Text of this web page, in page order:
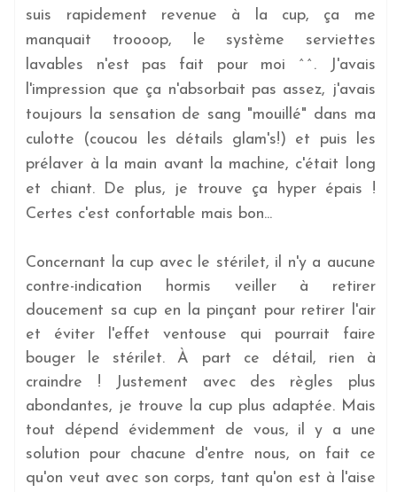
suis rapidement revenue à la cup, ça me
manquait troooop, le système serviettes
lavables n'est pas fait pour moi ^^. J'avais
l'impression que ça n'absorbait pas assez, j'avais
toujours la sensation de sang "mouillé" dans ma
culotte (coucou les détails glam's!) et puis les
prélaver à la main avant la machine, c'était long
et chiant. De plus, je trouve ça hyper épais !
Certes c'est confortable mais bon...
Concernant la cup avec le stérilet, il n'y a aucune
contre-indication hormis veiller à retirer
doucement sa cup en la pinçant pour retirer l'air
et éviter l'effet ventouse qui pourrait faire
bouger le stérilet. À part ce détail, rien à
craindre ! Justement avec des règles plus
abondantes, je trouve la cup plus adaptée. Mais
tout dépend évidemment de vous, il y a une
solution pour chacune d'entre nous, on fait ce
qu'on veut avec son corps, tant qu'on est à l'aise